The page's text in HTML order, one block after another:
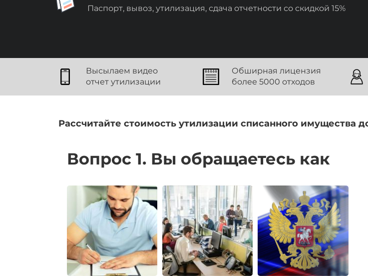
Паспорт, вывоз, утилизация, сдача отчетности со скидкой 15%
Высылаем видео
отчет утилизации
Обширная лицензия
более 5000 отходов
Рассчитайте стоимость утилизации списанного имущества
Вопрос 1. Вы обращаетесь как